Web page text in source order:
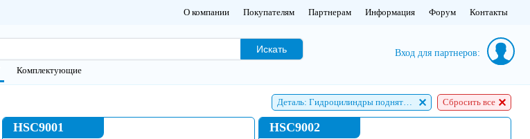
О компании Покупателям Партнерам Информация Форум Контакты
Искать
Комплектующие
Вход для партнеров:
Деталь: Гидроцилиндры поднятия кабины Сбросить все
HSC9001 HSC9002